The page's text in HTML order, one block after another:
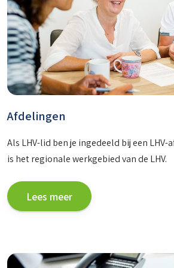
Afdelingen
Als LHV-lid ben je ingedeeld bij een
is het regionale werkgebied van de LHV.
Lees meer